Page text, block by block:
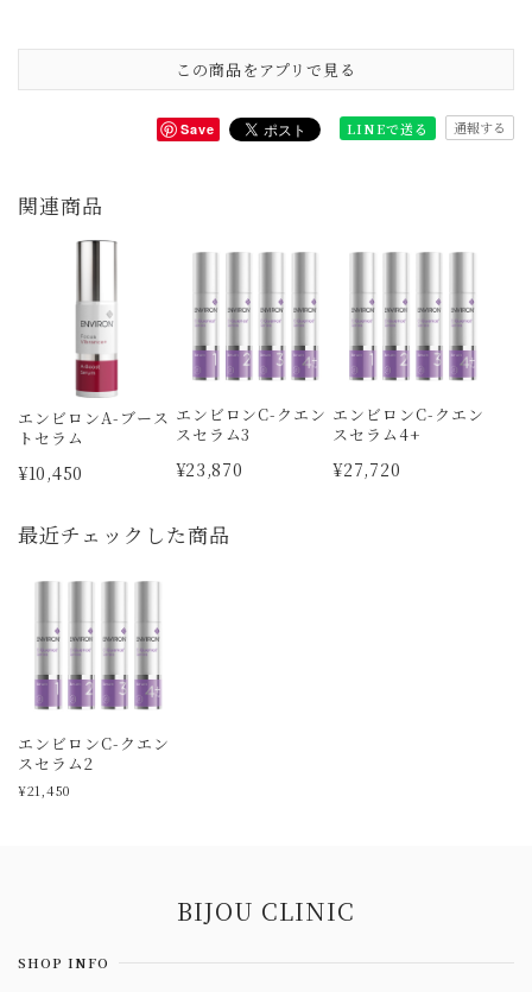
この商品をアプリで見る
Save LINEで送る 通報する
関連商品
エンビロンA-ブース
トセラム
¥10,450
エンビロンC-クエン
スセラム3
¥23,870
エンビロンC-クエン
スセラム4+
¥27,720
最近チェックした商品
エンビロンC-クエン
スセラム2
¥21,450
BIJOU CLINIC
SHOP INFO